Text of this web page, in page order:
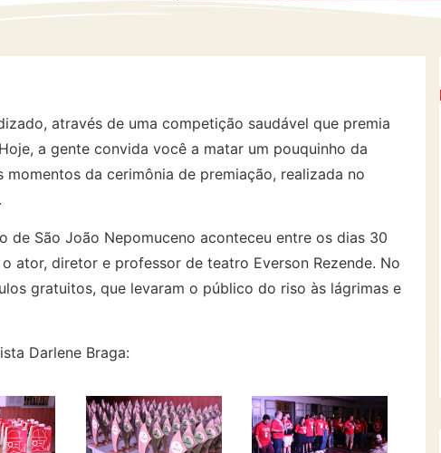
através de uma competição saudável que premia
a gente convida você a matar um pouquinho da
da cerimônia de premiação, realizada no
de São João Nepomuceno aconteceu entre os dias 30
ator, diretor e professor de teatro Everson Rezende. No
gratuitos, que levaram o público do riso às lágrimas e
Darlene Braga: